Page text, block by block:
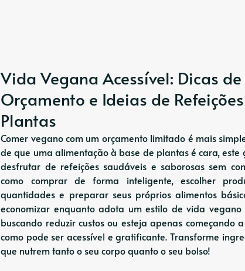
Vida Vegana Acessível: Dicas
Orçamento e Ideias de
Plantas
Comer vegano com um orçamento limitado é mais
de que uma alimentação à base de plantas é cara,
desfrutar de refeições saudáveis ​​e saborosas sem
como comprar de forma inteligente, escolher
quantidades e preparar seus próprios alimentos
economizar enquanto adota um estilo de vida
buscando reduzir custos ou esteja apenas
como pode ser acessível e gratificante. Transforme
que nutrem tanto o seu corpo quanto o seu bolso!